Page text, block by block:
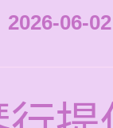
2026-06-